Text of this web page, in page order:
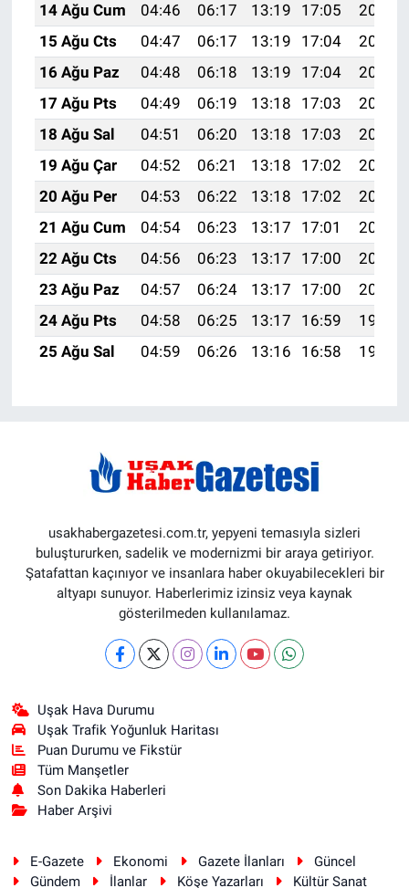
14 Ağu Cum
04:46 06:17 13:19 17:05
20:11
15 Ağu Cts
04:47 06:17 13:19 17:04
20:10
16 Ağu Paz
04:48 06:18 13:19 17:04
20:09
17 Ağu Pts
04:49 06:19 13:18 17:03
20:08
18 Ağu Sal
04:51 06:20 13:18 17:03
20:06
19 Ağu Çar
04:52 06:21 13:18 17:02
20:05
20 Ağu Per
04:53 06:22 13:18 17:02
20:04
21 Ağu Cum
04:54 06:23 13:17 17:01
20:02
22 Ağu Cts
04:56 06:23 13:17 17:00
20:01
23 Ağu Paz
04:57 06:24 13:17 17:00
20:00
24 Ağu Pts
04:58 06:25 13:17 16:59
19:58
25 Ağu Sal
04:59 06:26 13:16 16:58 19:57
usakhabergazetesi.com.tr, yepyeni temasıyla sizleri
buluştururken, sadelik ve modernizmi bir araya getiriyor.
Şatafattan kaçınıyor ve insanlara haber okuyabilecekleri bir
altyapı sunuyor. Haberlerimiz izinsiz veya kaynak
gösterilmeden kullanılamaz.
Uşak Hava Durumu
Uşak Trafik Yoğunluk Haritası
Puan Durumu ve Fikstür
Tüm Manşetler
Son Dakika Haberleri
Haber Arşivi
E-Gazete Ekonomi Gazete İlanları
Güncel
Gündem
İlanlar Köşe Yazarları Kültür Sanat